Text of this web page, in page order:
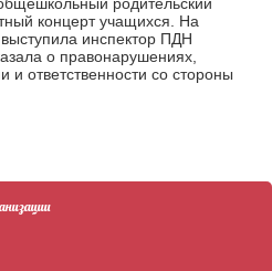
концерт учащихся. На
инспектор ПДН
о правонарушениях,
ответственности со стороны